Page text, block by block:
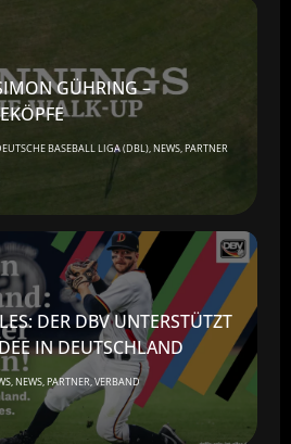
GÜHRING –
BASEBALL LIGA (DBL),NEWS,PARTNER
DER DBV UNTERSTÜTZT
IN DEUTSCHLAND
,NEWS,PARTNER,VERBAND